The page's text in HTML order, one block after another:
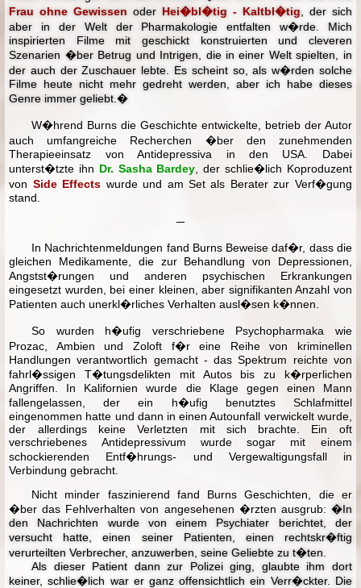
Frau ohne Gewissen oderHei�bl�tig - Kaltbl�tig, der sich
aber in der Welt der Pharmakologie entfalten w�rde. Mich
inspirierten Filme mit geschickt konstruierten und cleveren
Szenarien �ber Betrug und Intrigen, die in einer Welt spielten, in
der auch der Zuschauer lebte. Es scheint so, als w�rden solche
Filme heute nicht mehr gedreht werden, aber ich habe dieses
Genre immer geliebt.�
W�hrend Burns die Geschichte entwickelte, betrieb der Autor
auch umfangreiche Recherchen �ber den zunehmenden
Therapieeinsatz von Antidepressiva in den USA. Dabei
unterst�tzte ihn Dr. Sasha Bardey , der schlie�lich Koproduzent
von Side Effects wurde und am Set als Berater zur Verf�gung
stand.
─
In Nachrichtenmeldungen fand Burns Beweise daf�r, dass die
gleichen Medikamente, die zur Behandlung von Depressionen,
Angstst�rungen und anderen psychischen Erkrankungen
eingesetzt wurden, bei einer kleinen, aber signifikanten Anzahl von
Patienten auch unerkl�rliches Verhalten ausl�sen k�nnen.
So wurden h�ufig verschriebene Psychopharmaka wie
Prozac, Ambien und Zoloft f�r eine Reihe von kriminellen
Handlungen verantwortlich gemacht - das Spektrum reichte von
fahrl�ssigen T�tungsdelikten mit Autos bis zu k�rperlichen
Angriffen. In Kalifornien wurde die Klage gegen einen Mann
fallengelassen, der ein h�ufig benutztes Schlafmittel
eingenommen hatte und dann in einen Autounfall verwickelt wurde,
der allerdings keine Verletzten mit sich brachte. Ein oft
verschriebenes Antidepressivum wurde sogar mit einem
schockierenden Entf�hrungs- und Vergewaltigungsfall in
Verbindung gebracht.
Nicht minder faszinierend fand Burns Geschichten, die er
�ber das Fehlverhalten von angesehenen �rzten ausgrub: �In
den Nachrichten wurde von einem Psychiater berichtet, der
versucht hatte, einen seiner Patienten, einen rechtskr�ftig
verurteilten Verbrecher, anzuwerben, seine Geliebte zu t�ten.
Als dieser Patient dann zur Polizei ging, glaubte ihm dort
keiner, schlie�lich war er ganz offensichtlich ein Verr�ckter. Die